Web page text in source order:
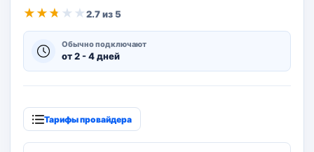
★ ★ ★ ★ ★2.7 из 5
Обычно подключают
от 2 - 4 дней
Тарифы провайдера